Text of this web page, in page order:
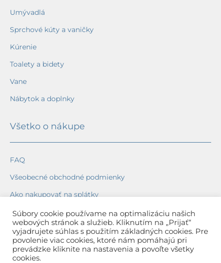
Umývadlá
Sprchové kúty a vaničky
Kúrenie
Toalety a bidety
Vane
Nábytok a doplnky
Všetko o nákupe
FAQ
Všeobecné obchodné podmienky
Ako nakupovať na splátky
Ochrana osobných údajov
Reklamačný poriadok
Spôsob a cena dopravy
Súbory cookie používame na optimalizáciu našich
webových stránok a služieb. Kliknutím na „Prijať“
vyjadrujete súhlas s použitím základných cookies. Pre
povolenie viac cookies, ktoré nám pomáhajú pri
prevádzke kliknite na nastavenia a povoľte všetky
cookies.